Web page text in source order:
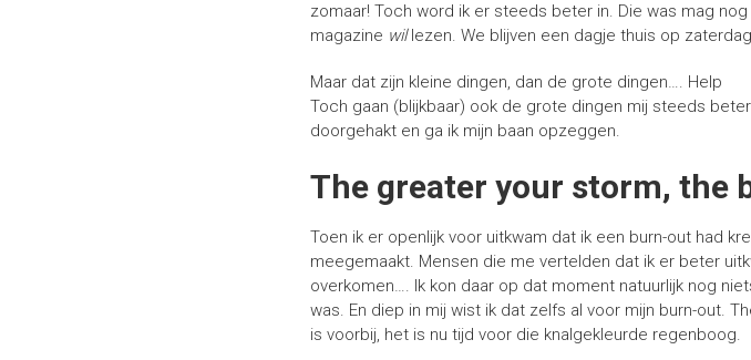
zomaar! Toch word ik er steeds beter in. Die was mag
magazine willezen. We blijven een dagje thuis op
Maar dat zijn kleine dingen, dan de grote dingen…. Help
Toch gaan (blijkbaar) ook de grote dingen mij steeds
doorgehakt en ga ik mijn baan opzeggen.
The greater your storm, the
Toen ik er openlijk voor uitkwam dat ik een burn-out had
meegemaakt. Mensen die me vertelden dat ik er beter
overkomen…. Ik kon daar op dat moment natuurlijk nog
was. En diep in mij wist ik dat zelfs al voor mijn burn-out.
is voorbij, het is nu tijd voor die knalgekleurde regenboog.